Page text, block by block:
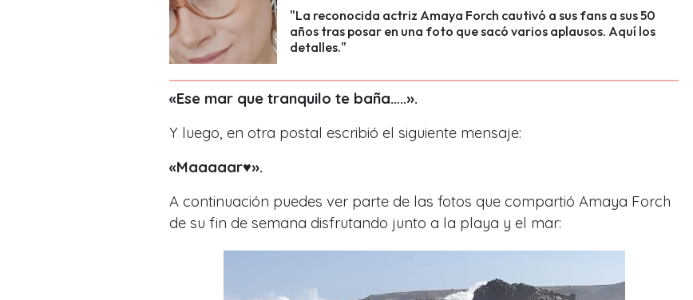
"La reconocida actriz Amaya Forch cautivó a sus fans a sus 50
años tras posar en una foto que sacó varios aplausos. Aquí los
detalles."
«Ese mar que tranquilo te baña…..».
Y luego, en otra postal escribió el siguiente mensaje:
«Maaaaar♥».
A continuación puedes ver parte de las fotos que compartió Amaya Forch
de su fin de semana disfrutando junto a la playa y el mar: